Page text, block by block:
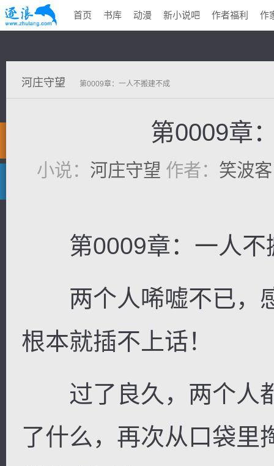
首页 书库 动漫 新小说吧 作者福利 作
河庄守望 第0009章：一人不搬建不成
第0009章
小说： 河庄守望 作者： 笑波客
第0009章：一人不
两个人唏嘘不已，
根本就插不上话！
过了良久，两个人
了什么，再次从口袋里